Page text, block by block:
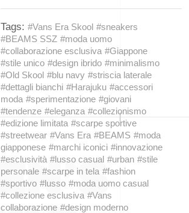
Tags: #Vans Era Skool #sneakers
#BEAMS SSZ #moda uomo
#collaborazione esclusiva #Giappone
#stile unico #design ibrido #minimalismo
#Old Skool #blu navy #striscia laterale
#dettagli bianchi #Harajuku #accessori
moda #sperimentazione #giovani
#tendenze #eleganza #collezionismo
#edizione limitata #scarpe sportive
#streetwear #Vans Era #BEAMS #moda
giapponese #marchi iconici #innovazione
#esclusività #lusso casual #urban #stile
personale #scarpe in tela #fashion
#sportivo #lusso #moda uomo casual
#collezione esclusiva #Vans
collaborazione #design moderno